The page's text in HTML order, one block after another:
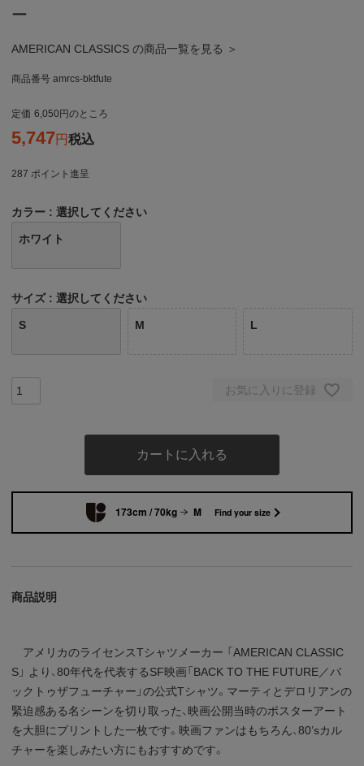
ー
AMERICAN CLASSICS の商品一覧を見る ＞
商品番号 amrcs-bktfute
定価 6,050 のところ
5,747 税込
287 ポイント進呈
カラー 選択してください
ホワイト
サイズ 選択してください
S M L
お気に入りに登録
カートに入れる
173cm / 70kg M Find your size
商品説明
アメリカのライセンスTシャツメーカー 「AMERICAN CLASSIC
S」 より、80年代を代表するSF映画「BACK TO THE FUTURE／バ
ックトゥザフューチャー」の公式Tシャツ。マーティとデロリアンの
緊迫感ある名シーンを切り取った、映画公開当時のポスターアート
を大胆にプリントした一枚です。映画ファンはもちろん、80’sカル
チャーを楽しみたい方にもおすすめです。